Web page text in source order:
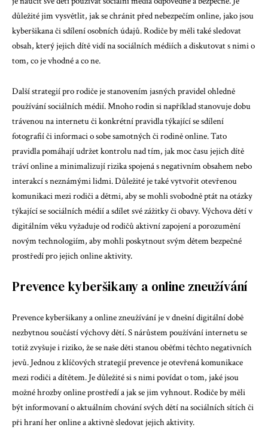
důležité jim vysvětlit, jak se chránit před nebezpečím online, jako jsou
kyberšikana či sdílení osobních údajů. Rodiče by měli také sledovat
obsah, který jejich dítě vidí na sociálních médiích a diskutovat s nimi o
tom, co je vhodné a co ne.
Další strategií pro rodiče je stanovením jasných pravidel ohledně
používání sociálních médií. Mnoho rodin si například stanovuje dobu
trávenou na internetu či konkrétní pravidla týkající se sdílení
fotografií či informaci o sobe samotných či rodině online. Tato
pravidla pomáhají udržet kontrolu nad tím, jak moc času jejich dítě
tráví online a minimalizují rizika spojená s negativním obsahem nebo
interakcí s neznámými lidmi. Důležité je také vytvořit otevřenou
komunikaci mezi rodiči a dětmi, aby se mohli svobodně ptát na otázky
týkající se sociálních médií a sdílet své zážitky či obavy. Výchova dětí v
digitálním věku vyžaduje od rodičů aktivní zapojení a porozumění
novým technologiím, aby mohli poskytnout svým dětem bezpečné
prostředí pro jejich online aktivity.
Prevence kyberšikany a online zneužívání
Prevence kyberšikany a online zneužívání je v dnešní digitální době
nezbytnou součástí výchovy dětí. S nárůstem používání internetu se
totiž zvyšuje i riziko, že se naše děti stanou oběťmi těchto negativních
jevů. Jednou z klíčových strategií prevence je otevřená komunikace
mezi rodiči a dítětem. Je důležité si s nimi povídat o tom, jaké jsou
možné hrozby online prostředí a jak se jim vyhnout. Rodiče by měli
být informovaní o aktuálním chování svých dětí na sociálních sítích či
při hraní her online a aktivně sledovat jejich aktivity.